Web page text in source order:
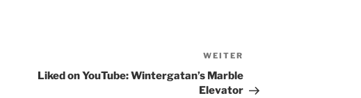
WEITER
Liked on YouTube: Wintergatan’s Marble
Elevator